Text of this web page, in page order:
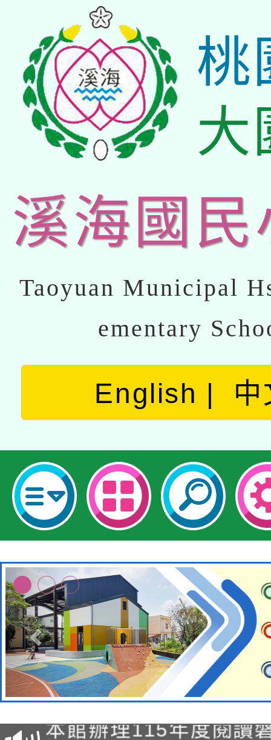
桃
大
溪海國民
Taoyuan Municipal
ementary
English 中
適應運動共學行動站研
本館辦理115年度閱讀